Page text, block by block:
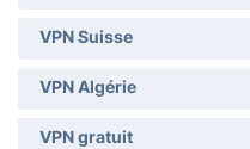
VPN Suisse
VPN Algérie
VPN gratuit